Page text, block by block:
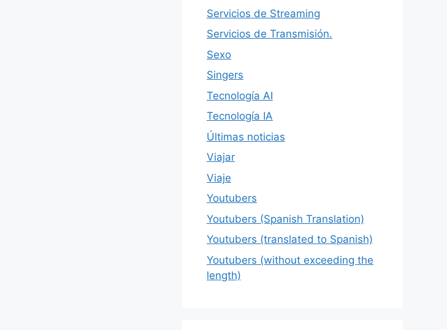
Servicios de Streaming
Servicios de Transmisión.
Sexo
Singers
Tecnología AI
Tecnología IA
Últimas noticias
Viajar
Viaje
Youtubers
Youtubers (Spanish Translation)
Youtubers (translated to Spanish)
Youtubers (without exceeding the
length)